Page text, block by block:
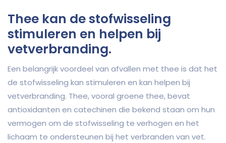
Thee kan de stofwisseling
stimuleren en helpen bij
vetverbranding.
Een belangrijk voordeel van afvallen met thee is dat het
de stofwisseling kan stimuleren en kan helpen bij
vetverbranding. Thee, vooral groene thee, bevat
antioxidanten en catechinen die bekend staan om hun
vermogen om de stofwisseling te verhogen en het
lichaam te ondersteunen bij het verbranden van vet.